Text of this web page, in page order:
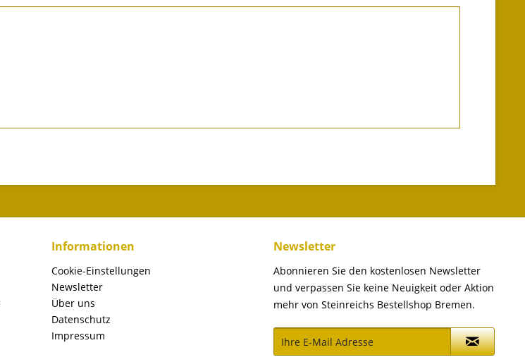
Informationen
Cookie-Einstellungen
Newsletter
Über uns
Datenschutz
Impressum
Newsletter
Abonnieren Sie den kostenlosen Newsletter
und verpassen Sie keine Neuigkeit oder Aktion
mehr von Steinreichs Bestellshop Bremen.